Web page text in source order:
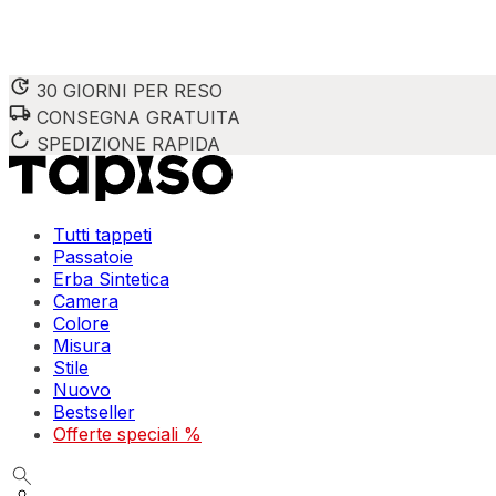
30 GIORNI PER RESO
CONSEGNA GRATUITA
SPEDIZIONE RAPIDA
Tutti tappeti
Passatoie
Erba Sintetica
Camera
Colore
Misura
Stile
Nuovo
Bestseller
Offerte speciali %